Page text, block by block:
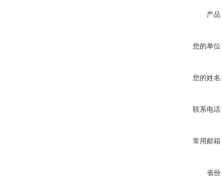
产品
您的单位
您的姓名
联系电话
常用邮箱
省份